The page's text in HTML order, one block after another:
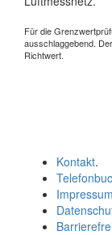
Für die
ausschlaggebend.
Richtwert.
Kontakt.
Impressum